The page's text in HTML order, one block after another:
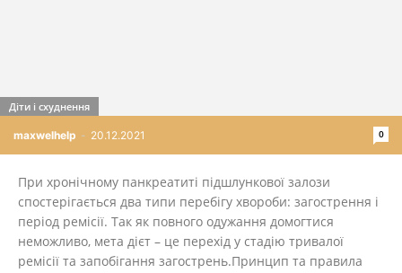
maxwelhelp - 20.12.2021 0
Діти і схуднення
При хронічному панкреатиті підшлункової залози
спостерігається два типи перебігу хвороби: загострення і
період ремісії. Так як повного одужання домогтися
неможливо, мета дієт – це перехід у стадію тривалої
ремісії та запобігання загострень.Принцип та правила